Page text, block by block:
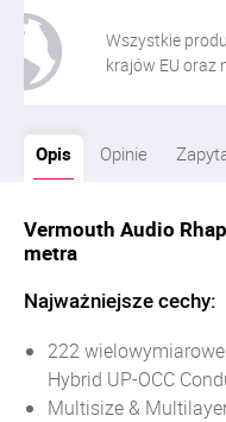
Wszystkie
krajów EU oraz
Opis Opinie
Vermouth Audio
metra
Najważniejsze cechy:
222
Hybrid UP-OCC
Multisize &